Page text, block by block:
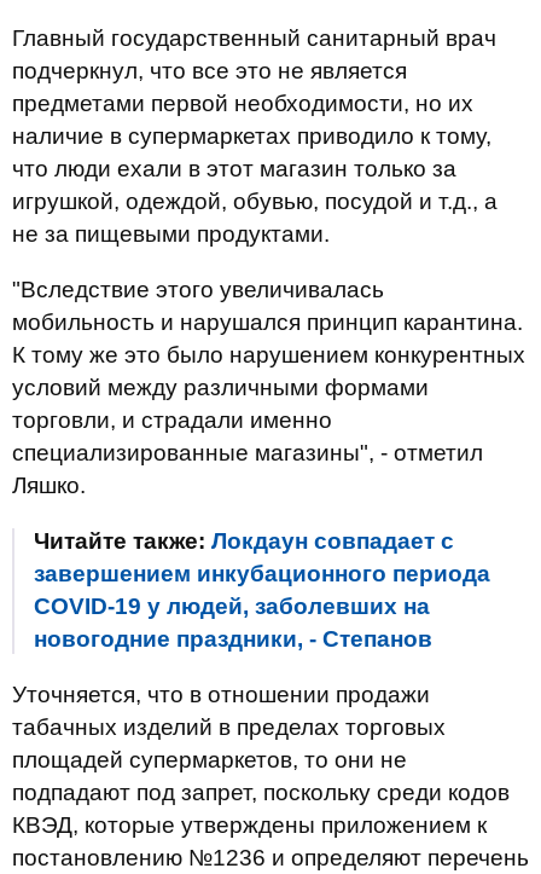
Главный государственный санитарный врач
подчеркнул, что все это не является
предметами первой необходимости, но их
наличие в супермаркетах приводило к тому,
что люди ехали в этот магазин только за
игрушкой, одеждой, обувью, посудой и т.д., а
не за пищевыми продуктами.
"Вследствие этого увеличивалась
мобильность и нарушался принцип карантина.
К тому же это было нарушением конкурентных
условий между различными формами
торговли, и страдали именно
специализированные магазины", - отметил
Ляшко.
Читайте также: Локдаун совпадает с
завершением инкубационного периода
COVID-19 у людей, заболевших на
новогодние праздники, - Степанов
Уточняется, что в отношении продажи
табачных изделий в пределах торговых
площадей супермаркетов, то они не
подпадают под запрет, поскольку среди кодов
КВЭД, которые утверждены приложением к
постановлению №1236 и определяют перечень